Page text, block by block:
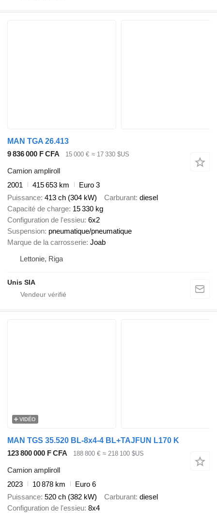
MAN TGA 26.413
9 836 000 F CFA
15 000 € ≈ 17 330 $US
Camion ampliroll
2001
415 653 km
Euro 3
Puissance 413 ch (304 kW) Carburant diesel
Capacité de charge 15 330 kg
Configuration de l'essieu 6x2
Suspension pneumatique/pneumatique
Marque de la carrosserie Joab
Lettonie, Riga
Unis SIA
VIDÉO
MAN TGS 35.520 BL-8x4-4 BL+TAJFUN L170 K
123 800 000 F CFA
188 800 € ≈ 218 100 $US
Camion ampliroll
2023
10 878 km
Euro 6
Puissance 520 ch (382 kW) Carburant diesel
Configuration de l'essieu 8x4